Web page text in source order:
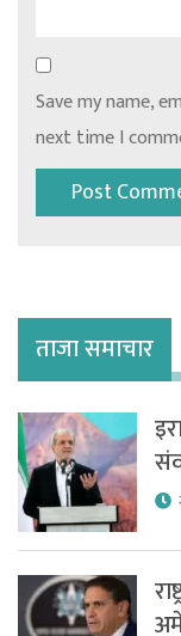
Save my name,
next time I
ताजा समाचार